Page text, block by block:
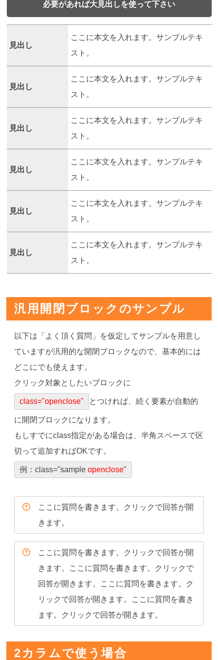
必要があれば大見出しを使って下さい
見出し
ここに本文を入れます。サンプルテキ
スト。
見出し
ここに本文を入れます。サンプルテキ
スト。
見出し
ここに本文を入れます。サンプルテキ
スト。
見出し
ここに本文を入れます。サンプルテキ
スト。
見出し
ここに本文を入れます。サンプルテキ
スト。
見出し
ここに本文を入れます。サンプルテキ
スト。
汎用開閉ブロックのサンプル
以下は「よく頂く質問」を仮定してサンプルを用意し
ていますが汎用的な開閉ブロックなので、基本的には
どこにでも使えます。
クリック対象としたいブロックに
class="openclose" とつければ、続く要素が自動的
に開閉ブロックになります。
もしすでにclass指定がある場合は、半角スペースで区
切って追加すればOKです。
例：class="sampleopenclose"
ここに質問を書きます。クリックで回答が開
きます。
ここに質問を書きます。クリックで回答が開
きます。ここに質問を書きます。クリックで
回答が開きます。ここに質問を書きます。ク
リックで回答が開きます。ここに質問を書き
ます。クリックで回答が開きます。
2カラムで使う場合